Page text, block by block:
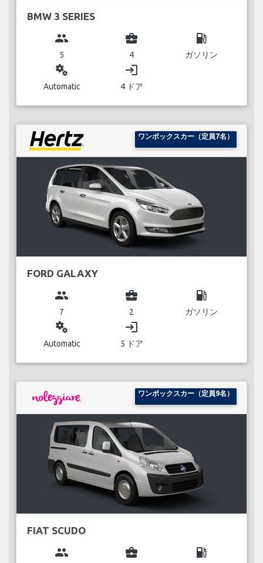
BMW 3 SERIES
group
5
business_center
4
local_gas_station
ガソリン
miscellaneous_services
Automatic
login
4 ドア
ワンボックスカー（定員7名）
FORD GALAXY
group
7
business_center
2
local_gas_station
ガソリン
miscellaneous_services
Automatic
login
5 ドア
ワンボックスカー（定員9名）
FIAT SCUDO
group business_center local_gas_station